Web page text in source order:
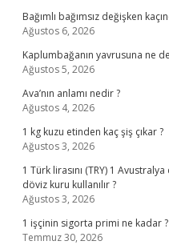
Bağımlı bağımsız değişken
Ağustos 6, 2026
Kaplumbağanın yavrusuna ne
Ağustos 5, 2026
Ava’nın anlamı nedir ?
Ağustos 4, 2026
1 kg kuzu etinden kaç şiş çıkar ?
Ağustos 3, 2026
1 Türk lirasını (TRY) 1
döviz kuru kullanılır ?
Ağustos 3, 2026
1 işçinin sigorta primi ne kadar ?
Temmuz 30, 2026